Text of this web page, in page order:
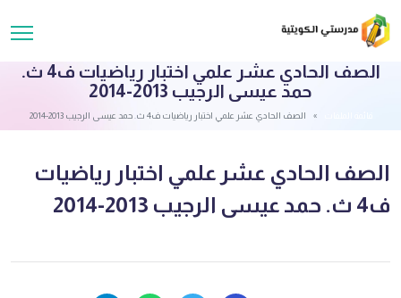
الصف الحادي عشر علمي اختبار رياضيات ف4 ث.
حمد عيسى الرجيب 2013-2014
الصف الحادي عشر علمي اختبار رياضيات ف4 ث. حمد عيسى الرجيب 2013-2014
الصف الحادي عشر علمي اختبار رياضيات
ف4 ث. حمد عيسى الرجيب 2013-2014